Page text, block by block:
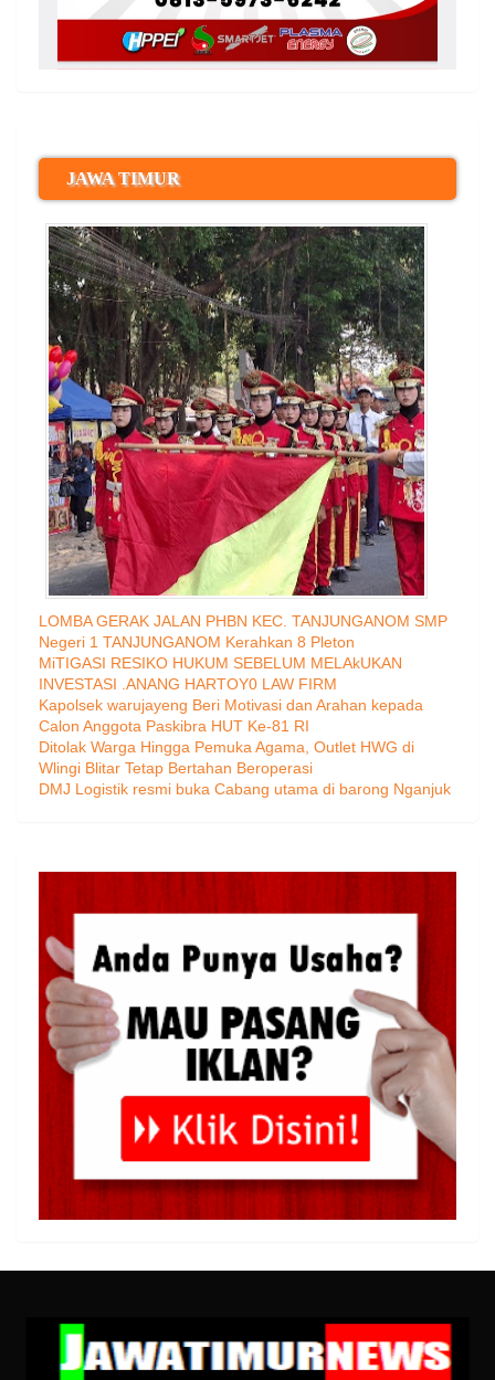
JAWA TIMUR
LOMBA GERAK JALAN PHBN KEC. TANJUNGANOM SMP
Negeri 1 TANJUNGANOM Kerahkan 8 Pleton
MiTIGASI RESIKO HUKUM SEBELUM MELAkUKAN
INVESTASI .ANANG HARTOY0 LAW FIRM
Kapolsek warujayeng Beri Motivasi dan Arahan kepada
Calon Anggota Paskibra HUT Ke-81 RI
Ditolak Warga Hingga Pemuka Agama, Outlet HWG di
Wlingi Blitar Tetap Bertahan Beroperasi
DMJ Logistik resmi buka Cabang utama di barong Nganjuk